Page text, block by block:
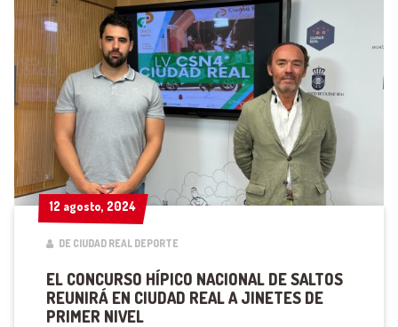
12 agosto, 2024
12 agosto, 2024
DE CIUDAD REAL DEPORTE
EL CONCURSO HÍPICO NACIONAL DE SALTOS
REUNIRÁ EN CIUDAD REAL A JINETES DE
PRIMER NIVEL